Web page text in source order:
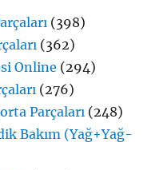
(398)
(362)
Online (294)
(276)
Parçaları (248)
Bakım (Yağ+Yağ-